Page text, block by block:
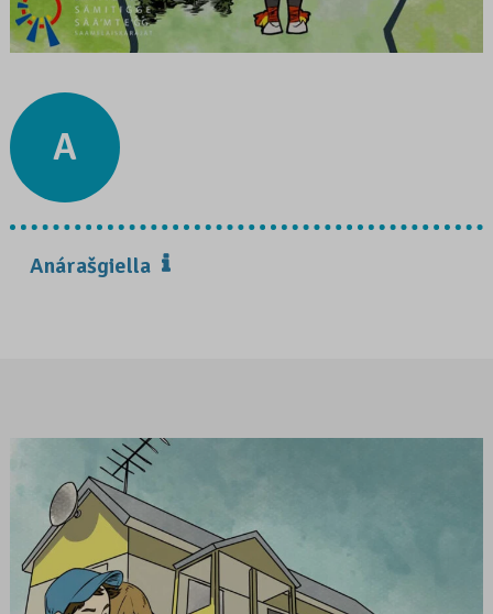
A
Anárašgiella